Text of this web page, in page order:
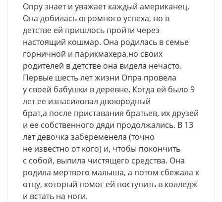
Опру знает и уважает каждый американец.
Она добилась огромного успеха, но в
детстве ей пришлось пройти через
настоящий кошмар. Она родилась в семье
горничной и парикмахера,но своих
родителей в детстве она видела нечасто.
Первые шесть лет жизни Опра провела
у своей бабушки в деревне. Когда ей было 9
лет ее изнасиловал двоюродный
брат,а после приставания братьев, их друзей
и ее собственного дяди продолжались. В 13
лет девочка забеременела (точно
не известно от кого) и, чтобы покончить
с собой, выпила чистящего средства. Она
родила мертвого малыша, а потом сбежала к
отцу, который помог ей поступить в колледж
и встать на ноги.